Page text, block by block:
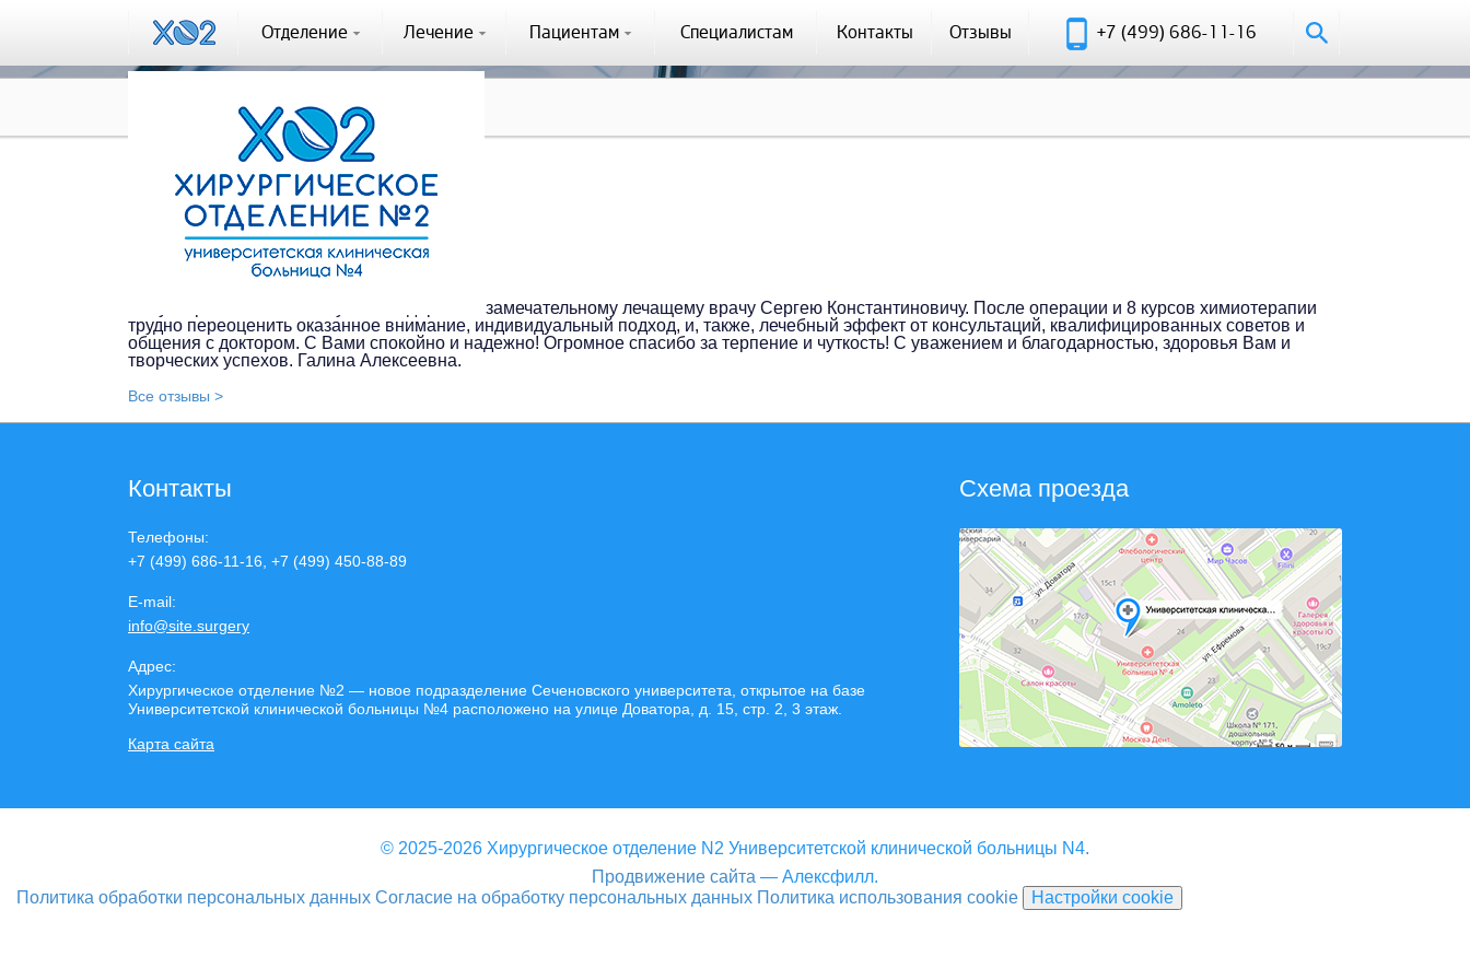
Отделение Лечение Пациентам Специалистам Контакты Отзывы +7 (499) 686-11-16
Отзывы Отзыв #117
Отзыв #117
+7-903-71XXXXX (10.10.2016)
Хочу выразить бесконечную благодарность замечательному лечащему врачу Сергею Константиновичу. После операции и 8 курсов химиотерапии
трудно переоценить оказанное внимание, индивидуальный подход, и, также, лечебный эффект от консультаций, квалифицированных советов и
общения с доктором. С Вами спокойно и надежно! Огромное спасибо за терпение и чуткость! С уважением и благодарностью, здоровья Вам и
творческих успехов. Галина Алексеевна.
Все отзывы >
Контакты
Телефоны:
+7 (499) 686-11-16, +7 (499) 450-88-89
E-mail:
info@site.surgery
Адрес:
Хирургическое отделение №2 — новое подразделение Сеченовского университета, открытое на базе
Университетской клинической больницы №4 расположено на улице Доватора, д. 15, стр. 2, 3 этаж.
Карта сайта
Схема проезда
© 2025-2026 Хирургическое отделение N2 Университетской клинической больницы N4.
Продвижение сайта — Алексфилл.
Политика обработки персональных данных Согласие на обработку персональных данных Политика использования cookie Настройки cookie